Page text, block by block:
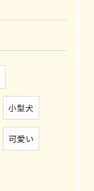
小型犬
可愛い